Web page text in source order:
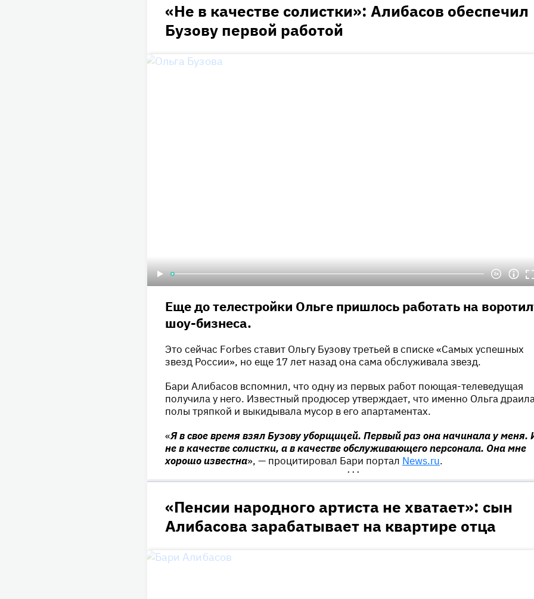
«Не в качестве солистки»: Алибасов обеспечил
Бузову первой работой
Еще до телестройки Ольге пришлось работать на
шоу-бизнеса.
Это сейчас Forbes ставит Ольгу Бузову третьей в списке «Самых успешных
звезд России», но еще 17 лет назад она сама обслуживала звезд.
Бари Алибасов вспомнил, что одну из первых работ поющая-телеведущая
получила у него. Известный продюсер утверждает, что именно Ольга
полы тряпкой и выкидывала мусор в его апартаментах.
«Я в свое время взял Бузову уборщицей. Первый раз она начинала у меня.
не в качестве солистки, а в качестве обслуживающего персонала. Она мне
хорошо известна», — процитировал Бари портал News.ru.
•••
«Пенсии народного артиста не хватает»: сын
Алибасова зарабатывает на квартире отца